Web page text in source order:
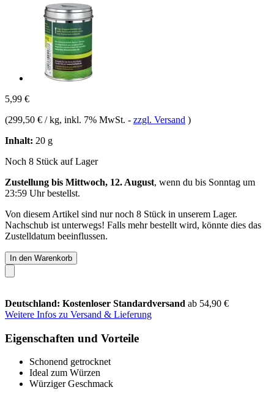
5,99 €
(299,50 € / kg, inkl. 7% MwSt. - zzgl. Versand )
Inhalt: 20 g
Noch 8 Stück auf Lager
Zustellung bis Mittwoch, 12. August, wenn du bis Sonntag um
23:59 Uhrbestellst.
Von diesem Artikel sind nur noch 8 Stück in unserem Lager.
Nachschub ist unterwegs! Falls mehr bestellt wird, könnte dies das
Zustelldatum beeinflussen.
In den Warenkorb
Deutschland: Kostenloser Standardversand ab 54,90 €
Weitere Infos zu Versand & Lieferung
Eigenschaften und Vorteile
Schonend getrocknet
Ideal zum Würzen
Würziger Geschmack